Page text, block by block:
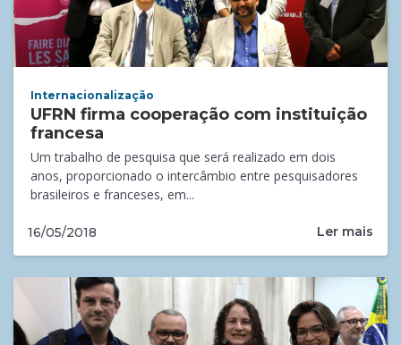
Internacionalização
UFRN firma cooperação com instituição
francesa
Um trabalho de pesquisa que será realizado em dois
anos, proporcionado o intercâmbio entre pesquisadores
brasileiros e franceses, em...
16/05/2018 Ler mais